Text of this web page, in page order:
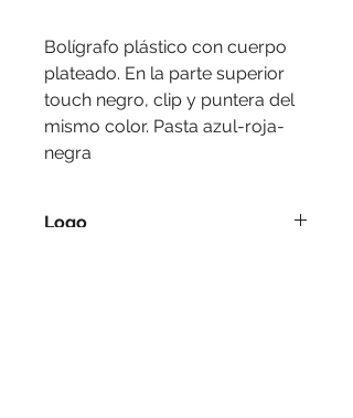
Bolígrafo plástico con cuerpo
plateado. En la parte superior
touch negro, clip y puntera del
mismo color. Pasta azul-roja-
negra
Logo